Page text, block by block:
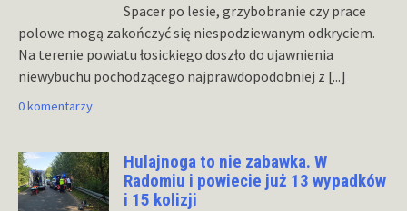
Spacer po lesie, grzybobranie czy prace
polowe mogą zakończyć się niespodziewanym odkryciem.
Na terenie powiatu łosickiego doszło do ujawnienia
niewybuchu pochodzącego najprawdopodobniej z [...]
0 komentarzy
Hulajnoga to nie zabawka. W
Radomiu i powiecie już 13 wypadków
i 15 kolizji